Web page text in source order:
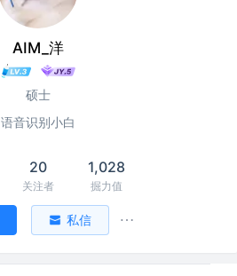
AIM_洋
硕士
语音识别小白
20
关注者
1,028
掘力值
私信